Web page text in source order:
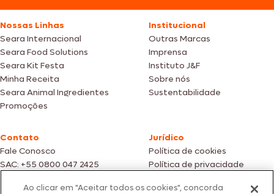
Nossas Linhas
Seara Internacional
Seara Food Solutions
Seara Kit Festa
Minha Receita
Seara Animal Ingredientes
Promoções
Institucional
Outras Marcas
Imprensa
Instituto J&F
Sobre nós
Sustentabilidade
Contato
Fale Conosco
SAC: +55 0800 047 2425
Jurídico
Política de cookies
Política de privacidade
Ao clicar em "Aceitar todos os cookies", concorda